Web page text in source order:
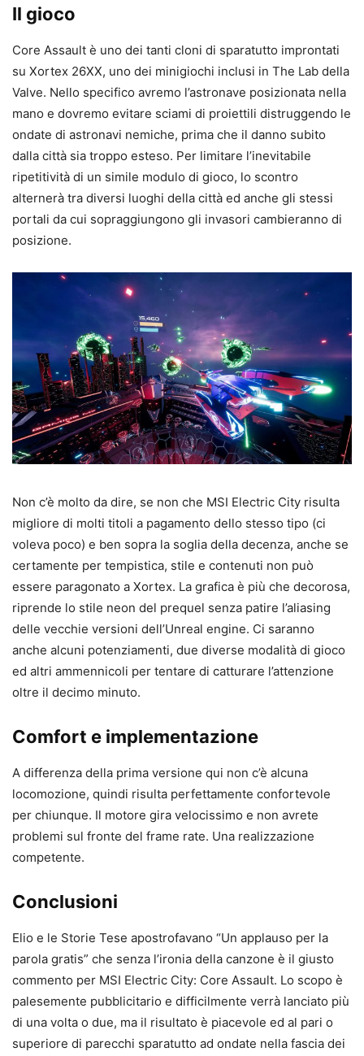
Il gioco
Core Assault è uno dei tanti cloni di sparatutto improntati
su Xortex 26XX, uno dei minigiochi inclusi in The Lab della
Valve. Nello specifico avremo l’astronave posizionata nella
mano e dovremo evitare sciami di proiettili distruggendo le
ondate di astronavi nemiche, prima che il danno subito
dalla città sia troppo esteso. Per limitare l’inevitabile
ripetitività di un simile modulo di gioco, lo scontro
alternerà tra diversi luoghi della città ed anche gli stessi
portali da cui sopraggiungono gli invasori cambieranno di
posizione.
Non c’è molto da dire, se non che MSI Electric City risulta
migliore di molti titoli a pagamento dello stesso tipo (ci
voleva poco) e ben sopra la soglia della decenza, anche se
certamente per tempistica, stile e contenuti non può
essere paragonato a Xortex. La grafica è più che decorosa,
riprende lo stile neon del prequel senza patire l’aliasing
delle vecchie versioni dell’Unreal engine. Ci saranno
anche alcuni potenziamenti, due diverse modalità di gioco
ed altri ammennicoli per tentare di catturare l’attenzione
oltre il decimo minuto.
Comfort e implementazione
A differenza della prima versione qui non c’è alcuna
locomozione, quindi risulta perfettamente confortevole
per chiunque. Il motore gira velocissimo e non avrete
problemi sul fronte del frame rate. Una realizzazione
competente.
Conclusioni
Elio e le Storie Tese apostrofavano “Un applauso per la
parola gratis” che senza l’ironia della canzone è il giusto
commento per MSI Electric City: Core Assault. Lo scopo è
palesemente pubblicitario e difficilmente verrà lanciato più
di una volta o due, ma il risultato è piacevole ed al pari o
superiore di parecchi sparatutto ad ondate nella fascia dei